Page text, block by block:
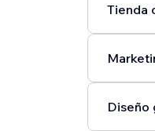
Tienda
Diseño